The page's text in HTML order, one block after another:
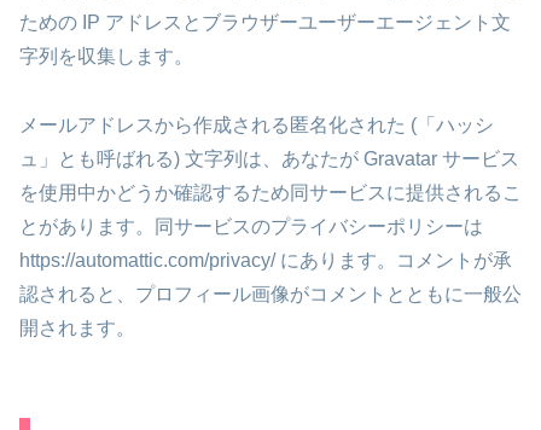
ための IP アドレスとブラウザーユーザーエージェント文
字列を収集します。
メールアドレスから作成される匿名化された (「ハッシ
ュ」とも呼ばれる) 文字列は、あなたが Gravatar サービス
を使用中かどうか確認するため同サービスに提供されるこ
とがあります。同サービスのプライバシーポリシーは
https://automattic.com/privacy/ にあります。コメントが承
認されると、プロフィール画像がコメントとともに一般公
開されます。